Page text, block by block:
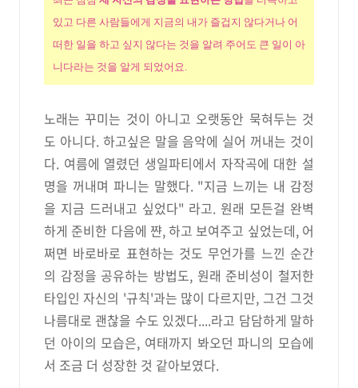
있고 다른 사람들에게 지금의 내가 즐겁지 않다거나 어
떠한 일을 하고 싶지 않다는 것을 알려 주어도 큰 일이 아
니다라는 것을 알게 되었어요.
노래는 꾸미는 것이 아니고 오랫동안 묵혀두는 것
도 아니다. 하고싶은 말을 음악에 실어 꺼내는 것이
다. 여름에 열렸던 생일파티에서 자작곡에 대한 설
명을 꺼내며 파니는 말했다. "지금 느끼는 내 감정
을 지금 드러내고 싶었다" 라고. 원래 모든걸 완벽
하게 준비한 다음에 쨘, 하고 보여주고 싶었는데, 어
쩌면 바로바로 표현하는 것도 무언가를 느낀 순간
의 감정을 공유하는 방법도, 원래 준비성이 철저한
타입인 자신의 '규칙'과는 많이 다르지만, 그건 그것
나름대로 괜찮을 수도 있겠다....라고 담담하게 말하
던 아이의 모습은, 여태까지 봐오던 파니의 모습에
서 조금 더 성장한 것 같아보였다.